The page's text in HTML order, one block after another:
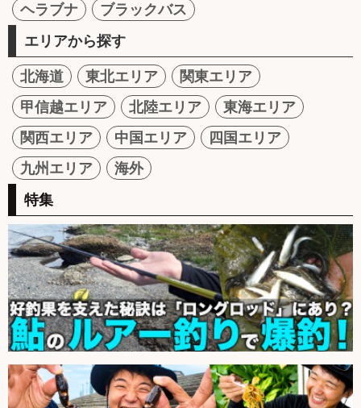
ヘラブナ
ブラックバス
エリアから探す
北海道 東北エリア
関東エリア
甲信越エリア
北陸エリア
東海エリア
関西エリア
中国エリア
四国エリア
九州エリア
海外
特集